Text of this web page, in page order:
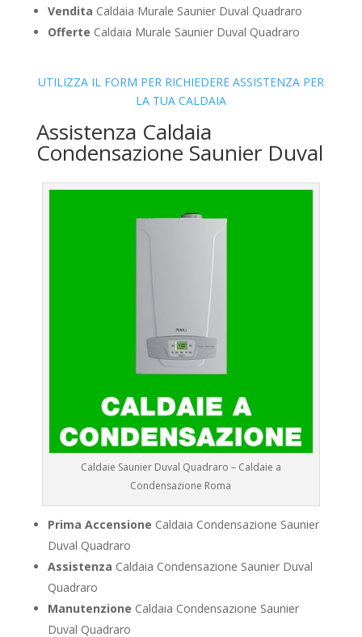
Vendita Caldaia Murale Saunier Duval Quadraro
Offerte Caldaia Murale Saunier Duval Quadraro
UTILIZZA IL FORM PER RICHIEDERE ASSISTENZA PER
LA TUA CALDAIA
Assistenza Caldaia
Condensazione Saunier Duval
Caldaie Saunier Duval Quadraro – Caldaie a
Condensazione Roma
Prima Accensione Caldaia Condensazione Saunier
Duval Quadraro
Assistenza Caldaia Condensazione Saunier Duval
Quadraro
Manutenzione Caldaia Condensazione Saunier
Duval Quadraro